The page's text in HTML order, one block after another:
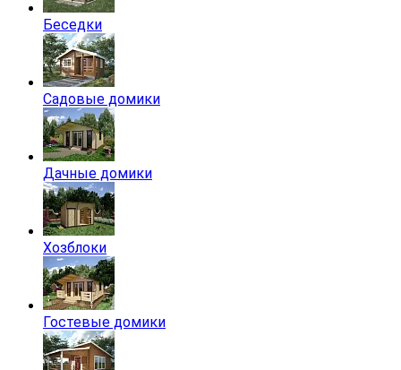
Беседки
Садовые домики
Дачные домики
Хозблоки
Гостевые домики